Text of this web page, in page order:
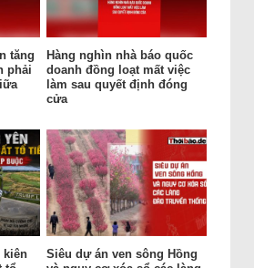
tăng
phải
Hàng nghìn nhà báo quốc
doanh đồng loạt mất việc
làm sau quyết định đóng
cửa
kiên
Siêu dự án ven sông Hồng